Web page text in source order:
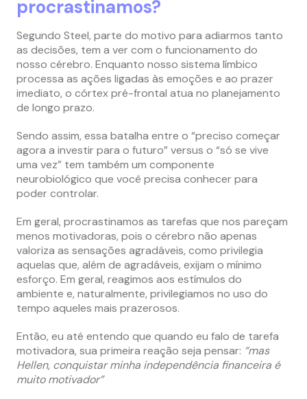
procrastinamos?
Segundo Steel, parte do motivo para adiarmos tanto
as decisões, tem a ver com o funcionamento do
nosso cérebro. Enquanto nosso sistema límbico
processa as ações ligadas às emoções e ao prazer
imediato, o córtex pré-frontal atua no planejamento
de longo prazo.
Sendo assim, essa batalha entre o “preciso começar
agora a investir para o futuro” versus o “só se vive
uma vez” tem também um componente
neurobiológico que você precisa conhecer para
poder controlar.
Em geral, procrastinamos as tarefas que nos pareçam
menos motivadoras, pois o cérebro não apenas
valoriza as sensações agradáveis, como privilegia
aquelas que, além de agradáveis, exijam o mínimo
esforço. Em geral, reagimos aos estímulos do
ambiente e, naturalmente, privilegiamos no uso do
tempo aqueles mais prazerosos.
Então, eu até entendo que quando eu falo de tarefa
motivadora, sua primeira reação seja pensar: “mas
Hellen, conquistar minha independência financeira é
muito motivador”